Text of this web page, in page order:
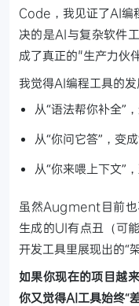
Code，我见证了AI
决的是AI与复杂软件
成了真正的"生产力伙
我觉得AI编程工具的发
从“语法帮你补全”
从“你问它答”，变
从“你来喂上下文”
虽然Augment目前也
生成的UI有点丑（可
开发工具里展现出的“
如果你现在的项目越
你又觉得AI工具始终“